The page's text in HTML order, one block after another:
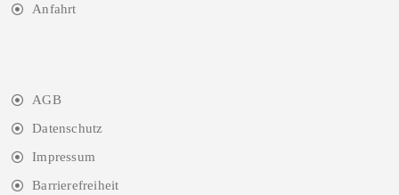
Anfahrt
AGB
Datenschutz
Impressum
Barrierefreiheit